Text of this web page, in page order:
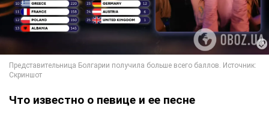
Что известно о певице и ее песне